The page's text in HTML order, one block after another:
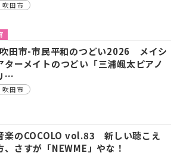
吹田市
田市-市民平和のつどい2026 メイシ
ターメイトのつどい「三浦颯太ピアノ
…
吹田市
楽のCOCOLO vol.83 新しい聴こえ
、さすが「NEWME」やな！